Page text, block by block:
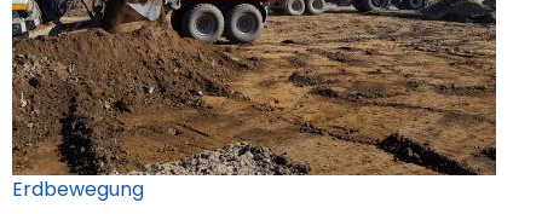
Erdbewegung